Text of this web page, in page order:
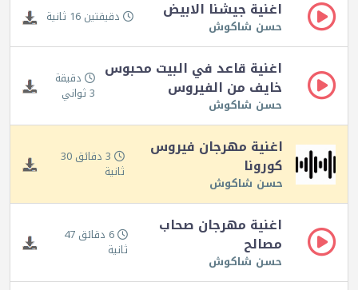
اغنية جيشنا الابيض
حسن شاكوش دقيقتين 16 ثانية
اغنية قاعد في البيت محبوس
خايف من الفيروس
حسن شاكوش
دقيقة
3 ثواني
اغنية مهرجان فيروس
كورونا
حسن شاكوش
3 دقائق 30
ثانية
اغنية مهرجان صحاب
مصالح
حسن شاكوش
6 دقائق 47
ثانية